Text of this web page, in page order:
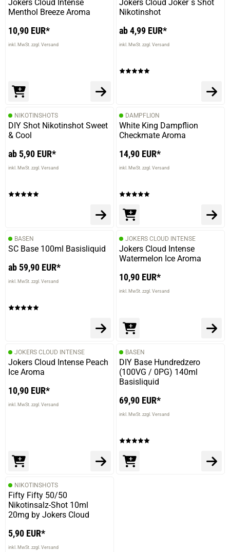
prev
Jokers Cloud Intense
Menthol Breeze Aroma
10,90 EUR*
inkl. MwSt. zzgl. Versand
Jokers Cloud Joker`s Shot
Nikotinshot
ab 4,99 EUR*
inkl. MwSt. zzgl. Versand
NIKOTINSHOTS
DIY Shot Nikotinshot Sweet
& Cool
ab 5,90 EUR*
inkl. MwSt. zzgl. Versand
DAMPFLION
White King Dampflion
Checkmate Aroma
14,90 EUR*
inkl. MwSt. zzgl. Versand
BASEN
SC Base 100ml Basisliquid
ab 59,90 EUR*
inkl. MwSt. zzgl. Versand
JOKERS CLOUD INTENSE
Jokers Cloud Intense
Watermelon Ice Aroma
10,90 EUR*
inkl. MwSt. zzgl. Versand
JOKERS CLOUD INTENSE
Jokers Cloud Intense Peach
Ice Aroma
10,90 EUR*
inkl. MwSt. zzgl. Versand
BASEN
DIY Base Hundredzero
(100VG / 0PG) 140ml
Basisliquid
69,90 EUR*
inkl. MwSt. zzgl. Versand
NIKOTINSHOTS
Fifty Fifty 50/50
Nikotinsalz-Shot 10ml
20mg by Jokers Cloud
5,90 EUR*
inkl. MwSt. zzgl. Versand